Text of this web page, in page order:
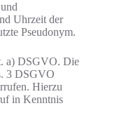
Uhrzeit der
Pseudonym.
a) DSGVO. Die
3 DSGVO
Hierzu
in Kenntnis